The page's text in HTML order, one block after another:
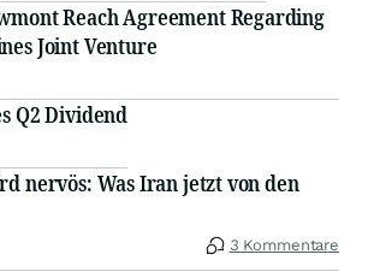
Reach Agreement Regarding
Joint Venture
Q2 Dividend
nervös: Was Iran jetzt von den
3 Kommentare